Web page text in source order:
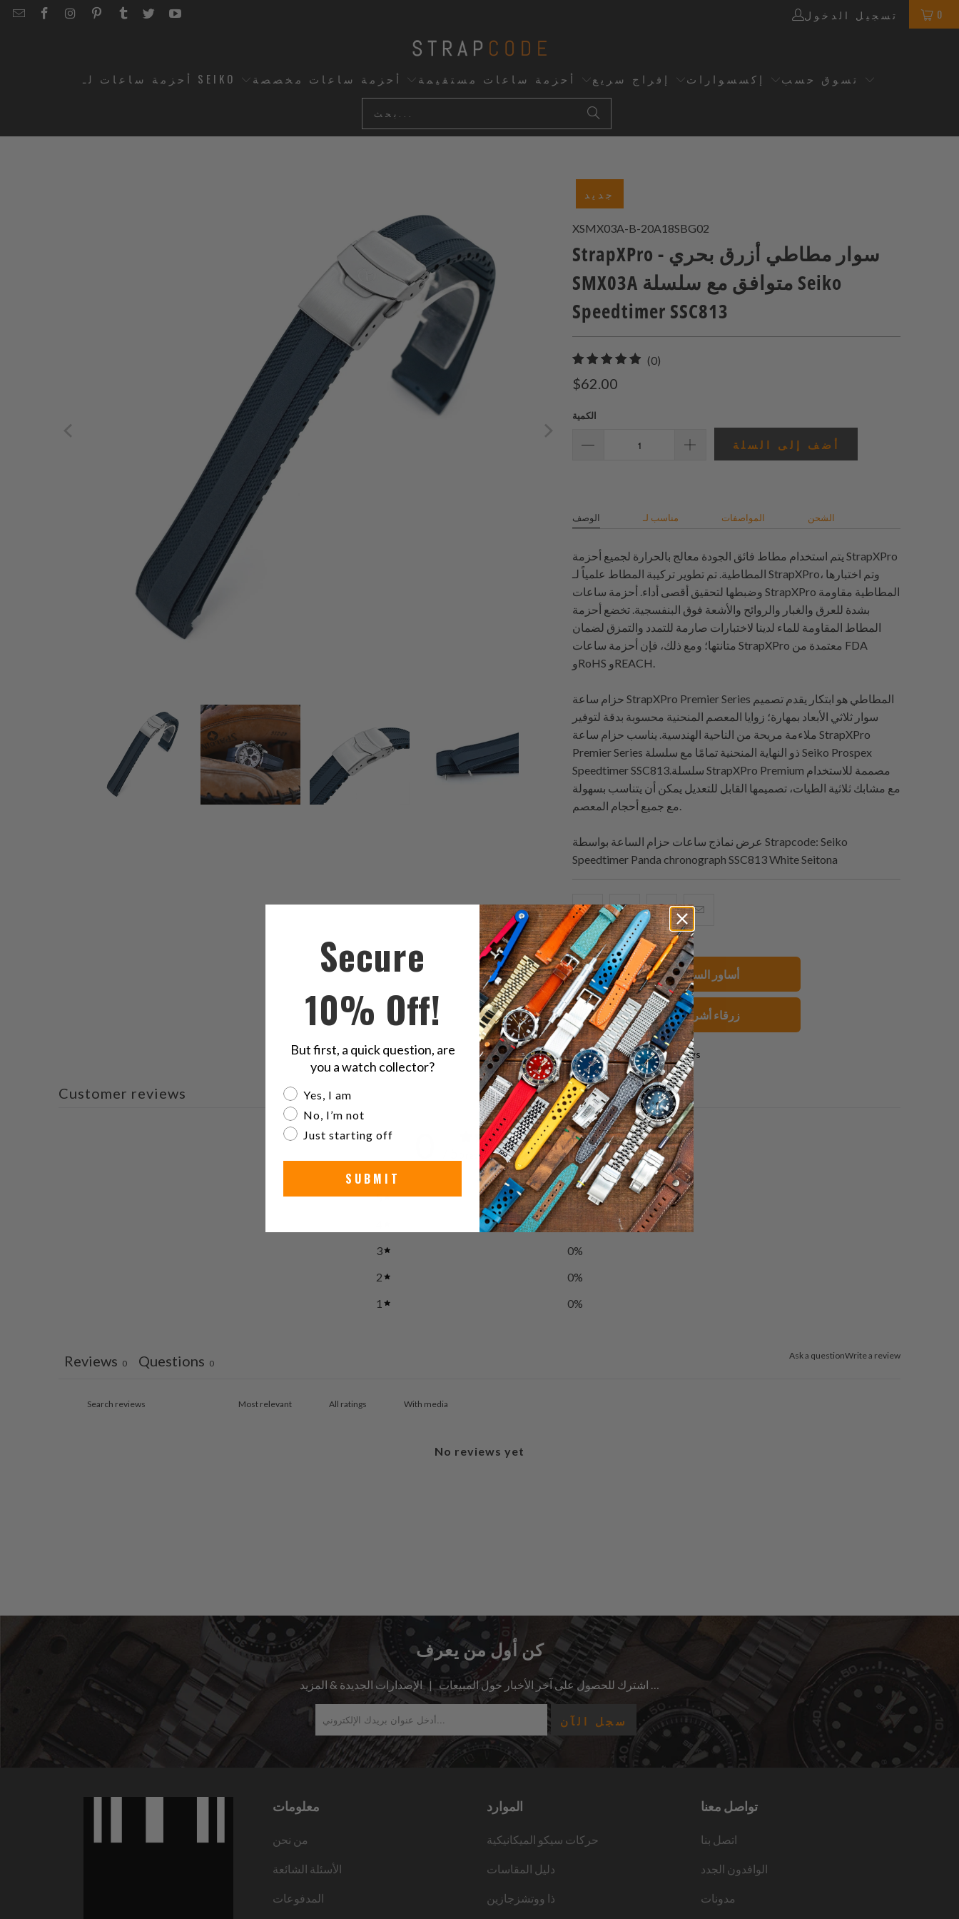
EMAILSTRAPCODE
STRAPCODE
STRAPCODE
STRAPCODE
STRAPCODE
TWITTER
STRAPCODE
YOUTUBE
تسجيل الدخول 0
أحزمة ساعات لـ SEIKO أحزمة ساعات مخصصة أحزمة ساعات مستقيمة إفراج سريع إكسسوارات تسوق حسب
جديد
XSMX03A-B-20A18SBG02
StrapXPro - سوار مطاطي أزرق بحري
SMX03A متوافق مع سلسلة Seiko
Speedtimer SSC813
(0)
$62.00
الكمية
أضف إلى السلة
الوصف مناسب لـ المواصفات الشحن
يتم استخدام مطاط فائق الجودة معالج بالحرارة لجميع أحزمة StrapXPro
المطاطية. تم تطوير تركيبة المطاط علمياً لـ StrapXPro، وتم اختبارها
وضبطها لتحقيق أقصى أداء. أحزمة ساعات StrapXPro المطاطية مقاومة
بشدة للعرق والغبار والروائح والأشعة فوق البنفسجية. تخضع أحزمة
المطاط المقاومة للماء لدينا لاختبارات صارمة للتمدد والتمزق لضمان
متانتها؛ ومع ذلك، فإن أحزمة ساعات StrapXPro معتمدة من FDA
وRoHS وREACH.
حزام ساعة StrapXPro Premier Series المطاطي هو ابتكار يقدم تصميم
سوار ثلاثي الأبعاد بمهارة؛ زوايا المعصم المنحنية محسوبة بدقة لتوفير
ملاءمة مريحة من الناحية الهندسية. يناسب حزام ساعة StrapXPro
Premier Series ذو النهاية المنحنية تمامًا مع سلسلة Seiko Prospex
Speedtimer SSC813.سلسلة StrapXPro Premium مصممة للاستخدام
مع مشابك ثلاثية الطيات، تصميمها القابل للتعديل يمكن أن يتناسب بسهولة
مع جميع أحجام المعصم.
Strapcode: Seiko
Speedtimer Panda chronograph SSC813 White Seitona
شارك
هذا
على
تويتر
شارك
هذا
على
فيسبوك
شارك
هذا
على
بينتيريست
صديق
20mm أساور الساعات
زرقاء أشرطة الساعات
0 reviews
Customer reviews
0 reviews
5 0%
%
3
0%
2
0%
1
0%
Ask a questionWrite a review
Reviews 0 Questions 0
With media
No reviews yet
كن أول من يعرف
معلومات
من نحن
الأسئلة الشائعة
المدفوعات
الموارد
حركات سيكو الميكانيكية
دليل المقاسات
ذا ووتشزجازين
تواصل معنا
اتصل بنا
الوافدون الجدد
مدونات
Secure
10% Off!
But first, a quick question, are
you a watch collector?
Are you a watch collector?
Yes, I am
No, I’m not
Just starting off
SUBMIT